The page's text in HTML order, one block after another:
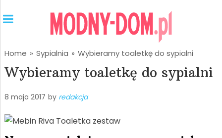
Home » Sypialnia » Wybieramy toaletkę do sypialni
Wybieramy toaletkę do sypialni
8 maja 2017 by redakcja